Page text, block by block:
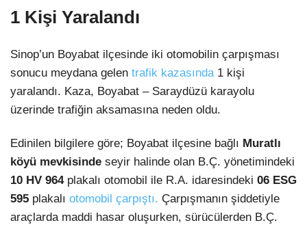
1 Kişi Yaralandı
Sinop’un Boyabat ilçesinde iki otomobilin çarpışması
sonucu meydana gelen trafik kazasında1 kişi
yaralandı. Kaza, Boyabat – Saraydüzü karayolu
üzerinde trafiğin aksamasına neden oldu.
Edinilen bilgilere göre; Boyabat ilçesine bağlı Muratlı
köyü mevkisinde seyir halinde olan B.Ç. yönetimindeki
10 HV 964plakalı otomobil ile R.A. idaresindeki 06 ESG
595 plakalı otomobil çarpıştı. Çarpışmanın şiddetiyle
araçlarda maddi hasar oluşurken, sürücülerden B.Ç.